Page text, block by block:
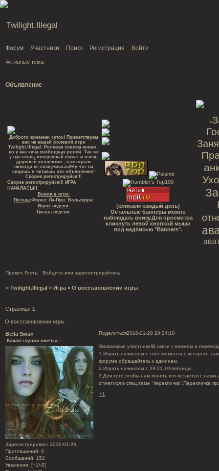
Twilight.Illegal
Форум Участники Поиск Регистрация Войти
Активные темы
Объявление
Доброго времени суток! Приветствуем
вас на нашей ролевой игре
Twilight.Illegal. Ролевая совсем новая ,
но у нас куча свободных ролей. Так же
у нас очень интересный сюжет и очень
дружный коллектив , с которым
никогда не соскучишься!Ну что ты
сидишь и читаешь это объявление!
Скорее регистрируйся!!!
Скорее регистрируйся!!! ИГРА
НАЧАЛАСЬ!!!
Время в игре:
Погода:Форкс: Ла-Пуш: Вольтерра:
Игрок недели:
Цитата недели:
(кликаем каждый день)
Остальные баннеры можно
наблюдать внизу.Для просмотра
кликнуть левой кнопкой мыши
под надписью "Banners".
>
Привет, Гость! Войдите или зарегистрируйтесь.
» Twilight.Illegal » Игра » О восстановлении игры
О восстановлении игры
Страница: 1
Поделиться2010-01-28 20:24:10
Bella Swan
.Какая глупая овечка...
Зарегистрирован: 2010-01-26
Приглашений: 0
Сообщений: 152
Уважение: [+1/-0]
Уважаемые участники!В связи с вломом и
1.Играть начинаем с того момента,с которого
форуме,обращайтесь к админам.
2.Играть начинаем с 29.01.10-пятницы.
3.Для того,чтобы нам понять,кто остается с
отметися в спец.теме "перекличка".Перекличка
+1